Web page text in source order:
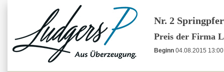
Nr. 2
Preis der Firma
Beginn 04.08.2015